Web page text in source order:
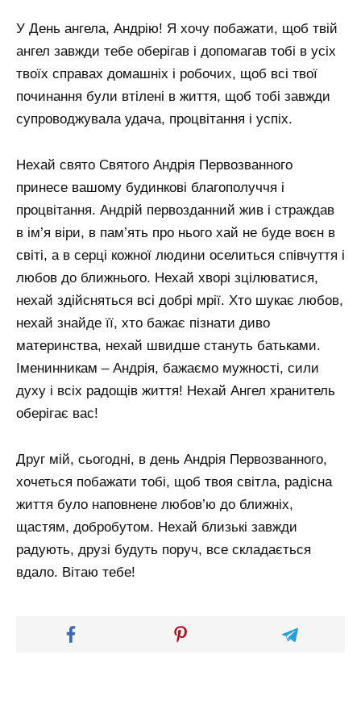
У День ангела, Андрію! Я хочу побажати, щоб твій
ангел завжди тебе оберігав і допомагав тобі в усіх
твоїх справах домашніх і робочих, щоб всі твої
починання були втілені в життя, щоб тобі завжди
супроводжувала удача, процвітання і успіх.
Нехай свято Святого Андрія Первозванного
принесе вашому будинкові благополуччя і
процвітання. Андрій первозданний жив і страждав
в ім’я віри, в пам’ять про нього хай не буде воєн в
світі, а в серці кожної людини оселиться співчуття і
любов до ближнього. Нехай хворі зцілюватися,
нехай здійсняться всі добрі мрії. Хто шукає любов,
нехай знайде її, хто бажає пізнати диво
материнства, нехай швидше стануть батьками.
Іменинникам – Андрія, бажаємо мужності, сили
духу і всіх радощів життя! Нехай Ангел хранитель
оберігає вас!
Друг мій, сьогодні, в день Андрія Первозванного,
хочеться побажати тобі, щоб твоя світла, радісна
життя було наповнене любов’ю до ближніх,
щастям, добробутом. Нехай близькі завжди
радують, друзі будуть поруч, все складається
вдало. Вітаю тебе!